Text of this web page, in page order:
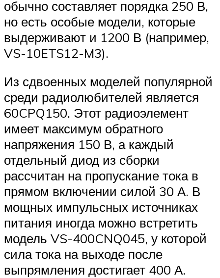
обычно составляет порядка 250 В,
но есть особые модели, которые
выдерживают и 1200 В (например,
VS-10ETS12-M3).
Из сдвоенных моделей популярной
среди радиолюбителей является
60CPQ150. Этот радиоэлемент
имеет максимум обратного
напряжения 150 В, а каждый
отдельный диод из сборки
рассчитан на пропускание тока в
прямом включении силой 30 А. В
мощных импульсных источниках
питания иногда можно встретить
модель VS-400CNQ045, у которой
сила тока на выходе после
выпрямления достигает 400 А.